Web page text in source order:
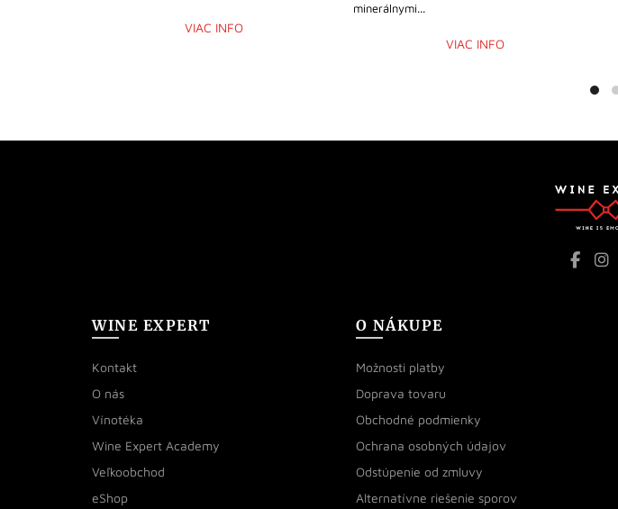
VIAC INFO
minerálnymi...
VIAC INFO
WINE EXPERT
Kontakt
O nás
Vínotéka
Wine Expert Academy
Veľkoobchod
eShop
O NÁKUPE
Možnosti platby
Doprava tovaru
Obchodné podmienky
Ochrana osobných údajov
Odstúpenie od zmluvy
Alternatívne riešenie sporov